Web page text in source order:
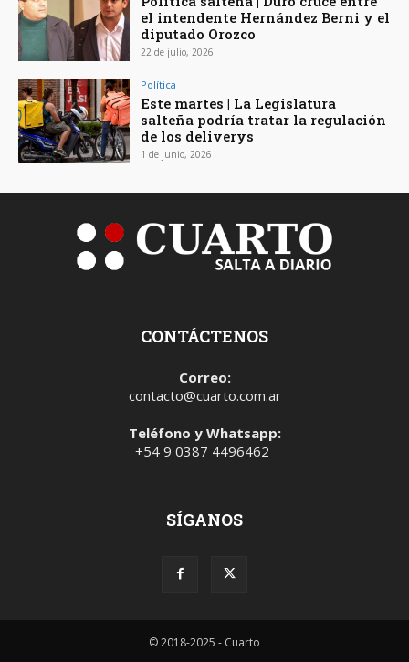
el intendente Hernández Berni y el
diputado Orozco
22 de julio, 2026
Política
Este martes | La Legislatura
salteña podría tratar la regulación
de los deliverys
1 de junio, 2026
CONTÁCTENOS
Correo:
contacto@cuarto.com.ar
Teléfono y Whatsapp:
+54 9 0387 4496462
SÍGANOS
© 2018-2025 - Cuarto